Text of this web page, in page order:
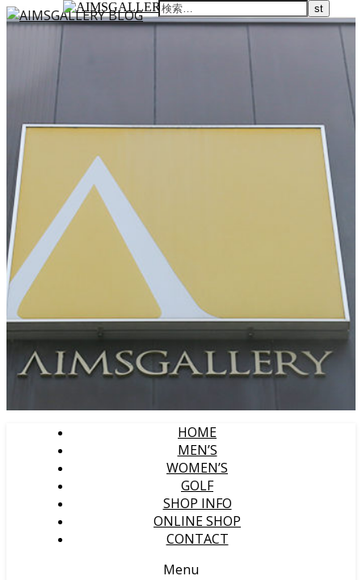
HOME
MEN’S
WOMEN’S
GOLF
SHOP INFO
ONLINE SHOP
CONTACT
Menu